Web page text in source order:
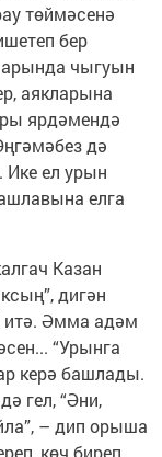
төймәсенә
бер
чыгуын
аякларына
ярдәмендә
дә
Ике ел урын
елга
Казан
дигән
итә. Әмма адәм
“Урынга
керә башлады.
гел, “Әни,
– дип орыша
көч биреп